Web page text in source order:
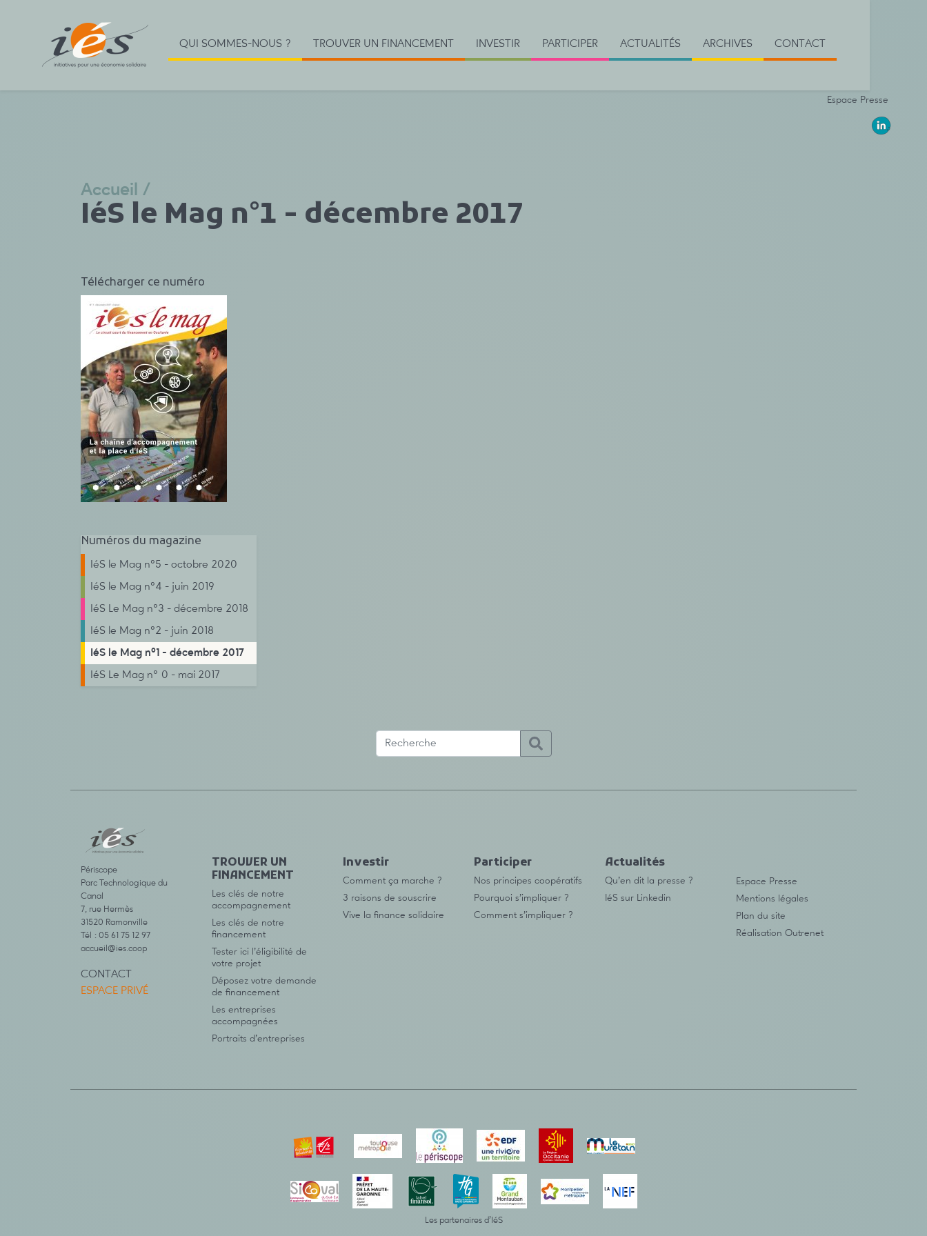
QUI SOMMES-NOUS ? TROUVER UN FINANCEMENT INVESTIR PARTICIPER ACTUALITÉS ARCHIVES CONTACT
Espace Presse
Accueil /
IéS le Mag n°1 - décembre 2017
Télécharger ce numéro
Numéros du magazine
IéS le Mag n°5 - octobre 2020
IéS le Mag n°4 - juin 2019
IéS Le Mag n°3 - décembre 2018
IéS le Mag n°2 - juin 2018
IéS le Mag n°1 - décembre 2017
IéS Le Mag n° 0 - mai 2017
Périscope
Parc Technologique du
Canal
7, rue Hermès
31520 Ramonville
Tél : 05 61 75 12 97
accueil@ies.coop
CONTACT
ESPACE PRIVÉ
TROUVER UN
FINANCEMENT
Les clés de notre
accompagnement
Les clés de notre
financement
Tester ici l’éligibilité de
votre projet
Déposez votre demande
de financement
Les entreprises
accompagnées
Portraits d’entreprises
Investir
Comment ça marche ?
3 raisons de souscrire
Vive la finance solidaire
Participer
Nos principes coopératifs
Pourquoi s’impliquer ?
Comment s’impliquer ?
Actualités
Qu’en dit la presse ?
IéS sur Linkedin
Espace Presse
Mentions légales
Plan du site
Réalisation Outrenet
Les partenaires d’IéS